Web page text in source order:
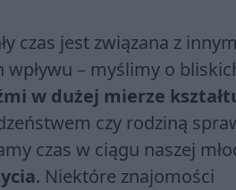
czas jest związana z
– myślimy o
w dużej mierze
czy rodziną
czas w ciągu naszej
. Niektóre znajomości